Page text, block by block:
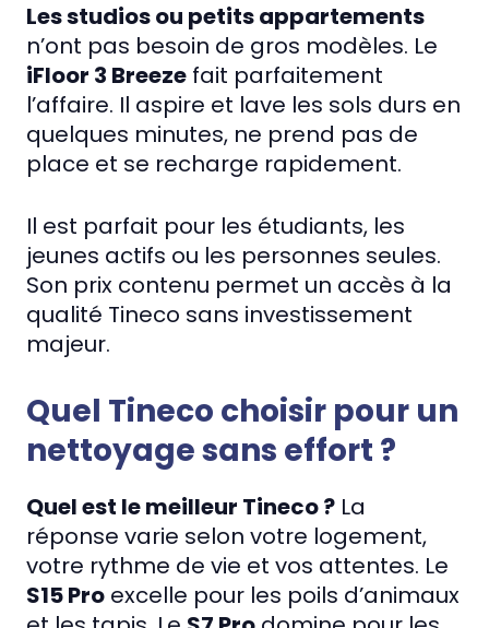
Les studios ou petits appartements
n’ont pas besoin de gros modèles. Le
iFloor 3 Breeze fait parfaitement
l’affaire. Il aspire et lave les sols durs en
quelques minutes, ne prend pas de
place et se recharge rapidement.
Il est parfait pour les étudiants, les
jeunes actifs ou les personnes seules.
Son prix contenu permet un accès à la
qualité Tineco sans investissement
majeur.
Quel Tineco choisir pour un
nettoyage sans effort ?
Quel est le meilleur Tineco ? La
réponse varie selon votre logement,
votre rythme de vie et vos attentes. Le
S15 Pro excelle pour les poils d’animaux